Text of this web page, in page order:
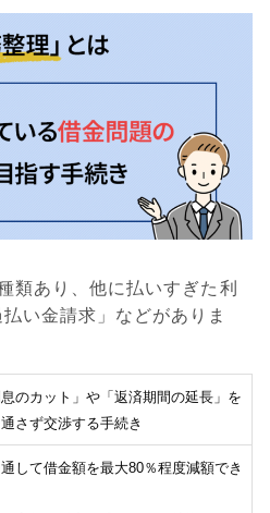
類あり、他に払いすぎた利
い金請求」などがありま
息のカット」や「返済期間の延長」を
さず交渉する手続き
して借金額を最大80％程度減額でき